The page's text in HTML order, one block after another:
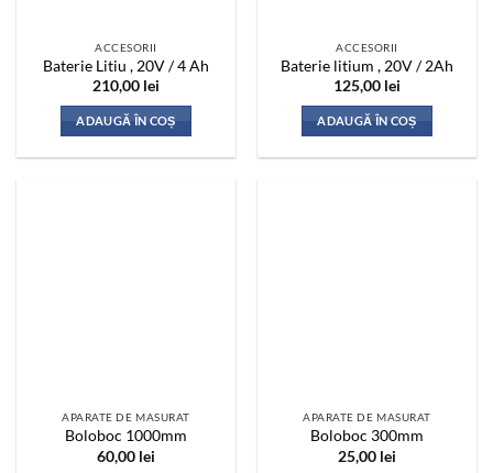
ACCESORII
Baterie Litiu , 20V / 4 Ah
210,00 lei
ADAUGĂ ÎN COȘ
ACCESORII
Baterie litium , 20V / 2Ah
125,00 lei
ADAUGĂ ÎN COȘ
APARATE DE MASURAT
Boloboc 1000mm
60,00 lei
APARATE DE MASURAT
Boloboc 300mm
25,00 lei